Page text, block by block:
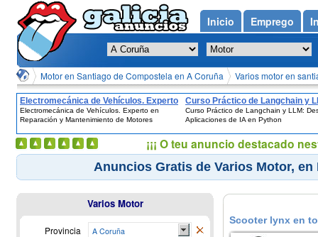
Motor en Santiago de Compostela en A Coruña Varios motor en
Electromecánica de Vehículos. Experto
en Reparación y Mantenimiento de
Motores
Electromecánica de Vehículos. Experto en
Reparación y Mantenimiento de Motores
Curso Práctico de Langchain y
Desarrolla Aplicaciones de IA en
Python
Curso Práctico de Langchain y LLM:
Aplicaciones de IA en Python
Anuncios Gratis de Varios Motor,
Scooter lynx en
Varios Motor
Provincia A Coruña
Inicio Emprego
¡¡¡ O teu anuncio destacado